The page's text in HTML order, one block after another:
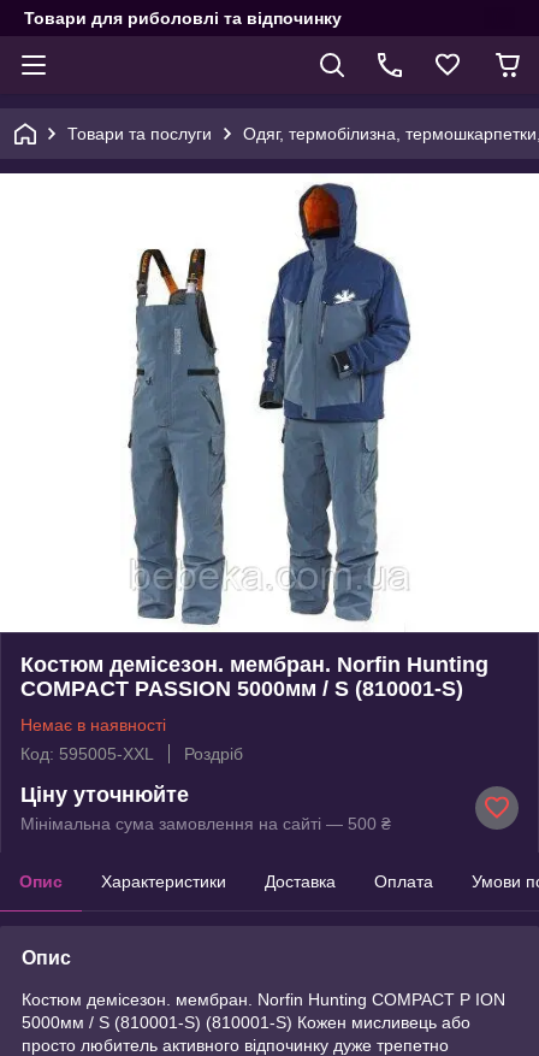
Товари для риболовлі та відпочинку
Товари та послуги Одяг, термобілизна,
Костюм демісезон. мембран. Norfin Hunting
COMPACT PASSION 5000мм / S (810001-S)
Немає в наявності
Код: 595005-XXL
Роздріб
Ціну уточнюйте
Мінімальна сума замовлення на сайті — 500 ₴
Опис Характеристики Доставка Оплата Умови
Опис
Костюм демісезон. мембран. Norfin Hunting COMPACT P ION
5000мм / S (810001-S) (810001-S) Кожен мисливець або
просто любитель активного відпочинку дуже трепетно